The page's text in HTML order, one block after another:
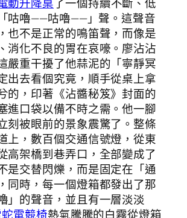
動升降桌了一個持續不斷、低
咕嚕——咕嚕——」聲。這聲音
也不是正常的鳴笛聲，而像是
消化不良的胃在哀嚎。廖沾沾
嚴重干擾了他蒜泥的「寧靜冥
出去看個究竟，順手從桌上拿
的，印著《沾醬秘笈》封面的
進口袋以備不時之需。他一腳
刻被眼前的景象震驚了。整條
上，數百個交通信號燈，從東
高架橋到巷弄口，全部變成了
是交替閃爍，而是固定在「通
同時，每一個燈箱都發出了那
」的聲音，並且有一層淡淡
電競椅熱氣騰騰的白霧從燈箱